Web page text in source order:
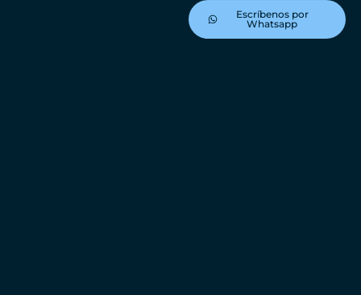
Escríbenos por
Whatsapp